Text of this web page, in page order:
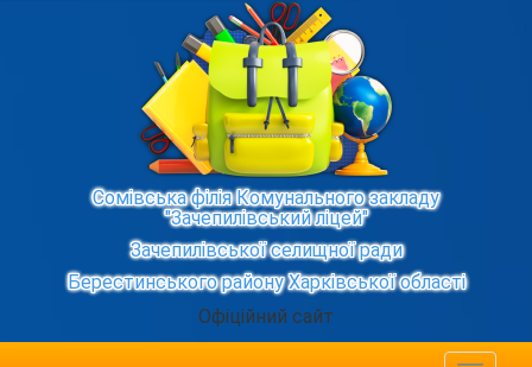
Сомівська філія Комунального закладу
"Зачепилівський ліцей"
Зачепилівської селищної ради
Берестинського району Харківської області
Офіційний сайт